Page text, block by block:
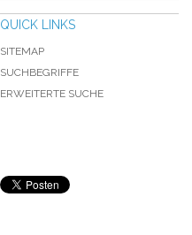
QUICK LINKS
SITEMAP
SUCHBEGRIFFE
ERWEITERTE SUCHE